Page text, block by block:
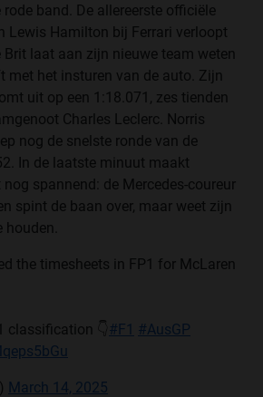
band. De allereerste officiële
Lewis Hamilton bij Ferrari verloopt
Brit laat aan zijn nieuwe team weten
met het insturen van de auto. Zijn
uit op een 1:18.071, zes tienden
Charles Leclerc. Norris
nog de snelste ronde van de
In de laatste minuut maakt
nog spannend: de Mercedes-coureur
spint de baan over, maar weet zijn
the timesheets in FP1 for McLaren
classification 👇 #F1 #AusGP
March 14, 2025